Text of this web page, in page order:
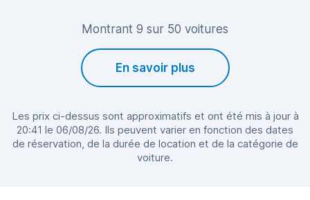
Montrant 9 sur 50 voitures
En savoir plus
Les prix ci-dessus sont approximatifs et ont été mis à jour à
20:41 le 06/08/26. Ils peuvent varier en fonction des dates
de réservation, de la durée de location et de la catégorie de
voiture.